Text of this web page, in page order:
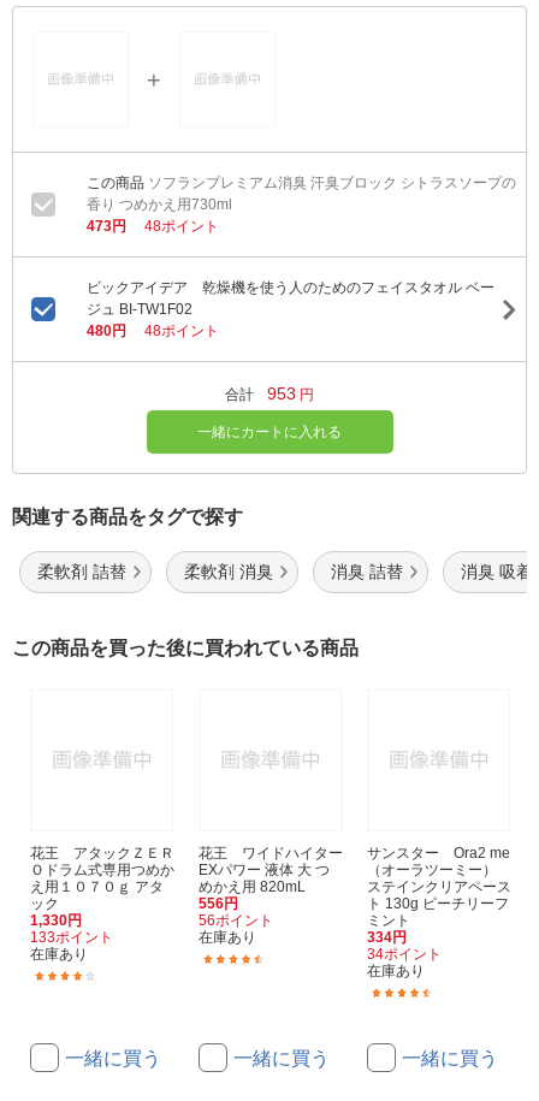
ソフランプレミアム消臭 汗臭ブロック シトラスソープの
香り つめかえ用730ml
473円
48ポイント
ビックアイデア 乾燥機を使う人のためのフェイスタオル ベー
ジュ BI-TW1F02
480円
48ポイント
合計 953 円
一緒にカートに入れる
関連する商品をタグで探す
柔軟剤 詰替 柔軟剤 消臭 消臭 詰替 消臭 吸着
この商品を買った後に買われている商品
花王 アタックＺＥＲ
Ｏドラム式専用つめか
え用１０７０ｇ アタ
ック
1,330円
133ポイント
在庫あり
一緒に買う
花王 ワイドハイター
EXパワー 液体 大 つ
めかえ用 820mL
556円
56ポイント
在庫あり
一緒に買う
サンスター Ora2 me
（オーラツーミー）
ステインクリアペース
ト 130g ピーチリーフ
ミント
334円
34ポイント
在庫あり
一緒に買う